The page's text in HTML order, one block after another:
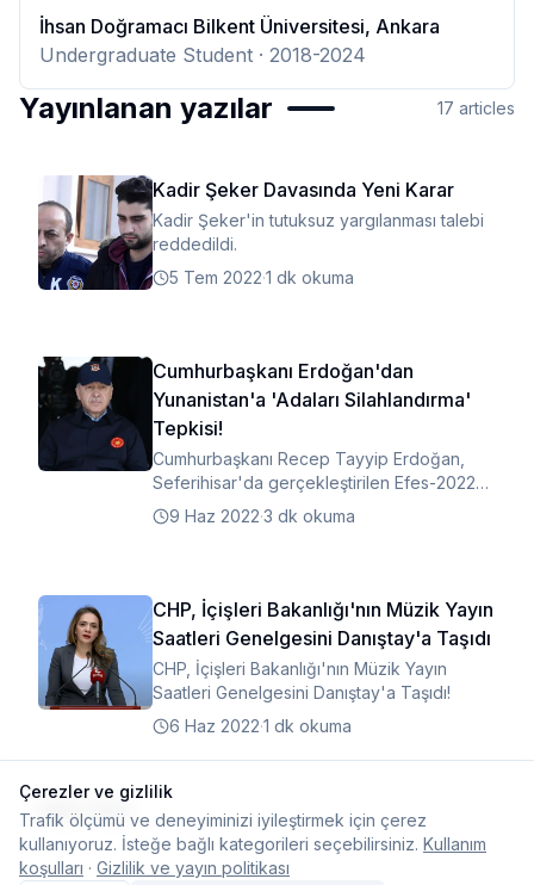
İhsan Doğramacı Bilkent Üniversitesi, Ankara
Undergraduate Student · 2018-2024
Yayınlanan yazılar 17 articles
Kadir Şeker Davasında Yeni Karar
Kadir Şeker'in tutuksuz yargılanması talebi
reddedildi.
5 Tem 2022·1 dk okuma
Cumhurbaşkanı Erdoğan'dan
Yunanistan'a 'Adaları Silahlandırma'
Tepkisi!
Cumhurbaşkanı Recep Tayyip Erdoğan,
Seferihisar'da gerçekleştirilen Efes-2022
Tatbikatı'nın Seçkin Gözlemci Günü'ne
katıldı.
9 Haz 2022·3 dk okuma
CHP, İçişleri Bakanlığı'nın Müzik Yayın
Saatleri Genelgesini Danıştay'a Taşıdı
CHP, İçişleri Bakanlığı'nın Müzik Yayın
Saatleri Genelgesini Danıştay'a Taşıdı!
6 Haz 2022·1 dk okuma
Daha fazla
Çerezler ve gizlilik
Trafik ölçümü ve deneyiminizi iyileştirmek için çerez
kullanıyoruz. İsteğe bağlı kategorileri seçebilirsiniz. Kullanım
koşulları · Gizlilik ve yayın politikası